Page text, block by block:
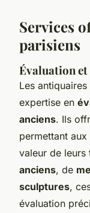
Services
parisiens
Évaluation
Les
expertise en
anciens. Ils
permettant
valeur de leurs
anciens, de
sculptures,
évaluation